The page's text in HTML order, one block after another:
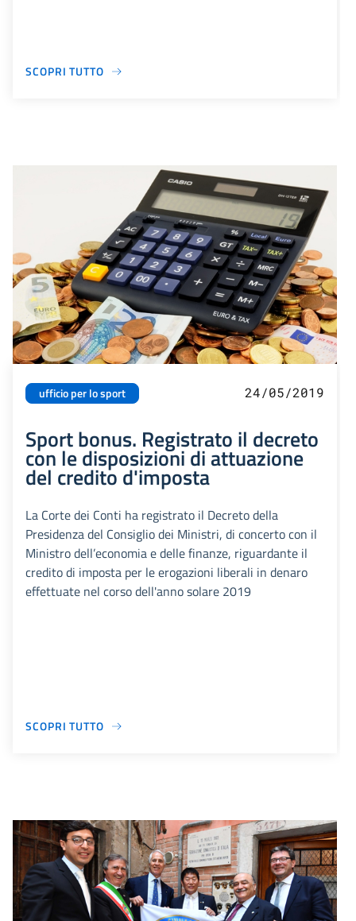
SCOPRI TUTTO
ufficio per lo sport 24/05/2019
Sport bonus. Registrato il decreto
con le disposizioni di attuazione
del credito d'imposta
La Corte dei Conti ha registrato il Decreto della
Presidenza del Consiglio dei Ministri, di concerto con il
Ministro dell’economia e delle finanze, riguardante il
credito di imposta per le erogazioni liberali in denaro
effettuate nel corso dell'anno solare 2019
SCOPRI TUTTO